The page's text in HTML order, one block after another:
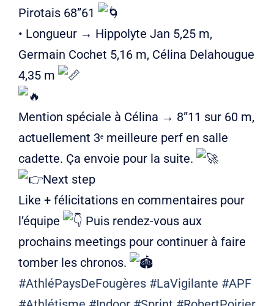
Pirotais 68”61
• Longueur → Hippolyte Jan 5,25 m,
Germain Cochet 5,16 m, Célina Delahougue
4,35 m
Mention spéciale à Célina → 8”11 sur 60 m,
actuellement 3ᵉ meilleure perf en salle
cadette. Ça envoie pour la suite.
Next step
Like + félicitations en commentaires pour
l’équipe
Puis rendez-vous aux
prochains meetings pour continuer à faire
tomber les chronos.
#AthléPaysDeFougères #LaVigilante #APF